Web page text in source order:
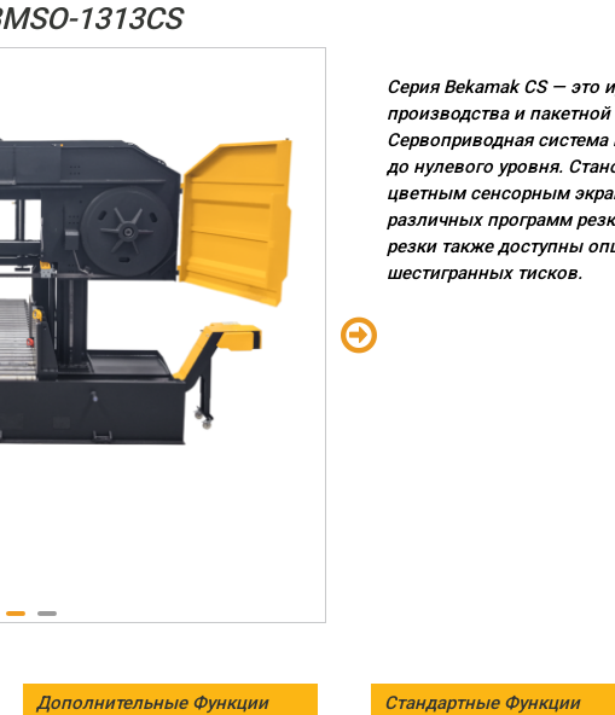
1313CS
Серия Bekamak CS — это
производства и
Сервоприводная система
до нулевого уровня.
цветным сенсорным
различных программ
резки также доступны
шестигранных тисков.
Дополнительные Функции Стандартные Функции